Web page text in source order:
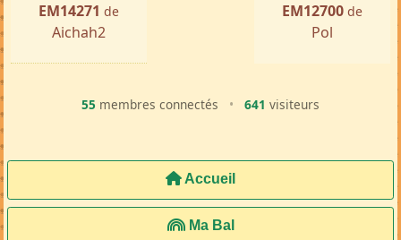
EM14271 de
Aichah2
EM12700 de
Pol
55 membres connectés • 641 visiteurs
Accueil
Ma Bal